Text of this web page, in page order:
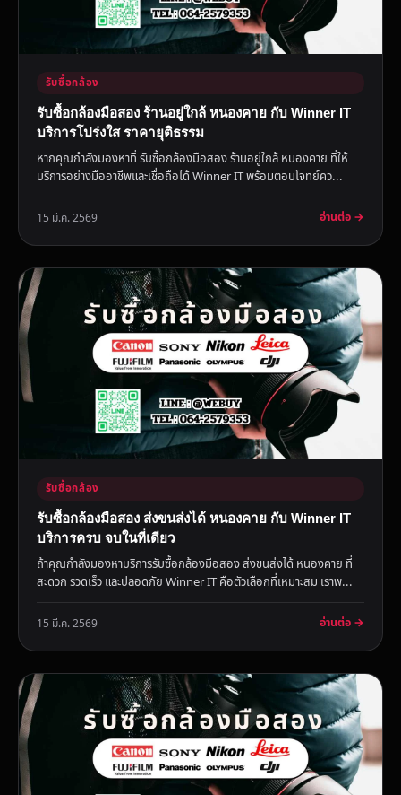
รับซื้อกล้อง
รับซื้อกล้องมือสอง ร้านอยู่ใกล้ หนองคาย กับ Winner IT
บริการโปร่งใส ราคายุติธรรม
หากคุณกำลังมองหาที่ รับซื้อกล้องมือสอง ร้านอยู่ใกล้ หนองคาย ที่ให้
บริการอย่างมืออาชีพและเชื่อถือได้ Winner IT พร้อมตอบโจทย์คว...
15 มี.ค. 2569 อ่านต่อ →
รับซื้อกล้อง
รับซื้อกล้องมือสอง ส่งขนส่งได้ หนองคาย กับ Winner IT
บริการครบ จบในที่เดียว
ถ้าคุณกำลังมองหาบริการรับซื้อกล้องมือสอง ส่งขนส่งได้ หนองคาย ที่
สะดวก รวดเร็ว และปลอดภัย Winner IT คือตัวเลือกที่เหมาะสม เราพ...
15 มี.ค. 2569 อ่านต่อ →